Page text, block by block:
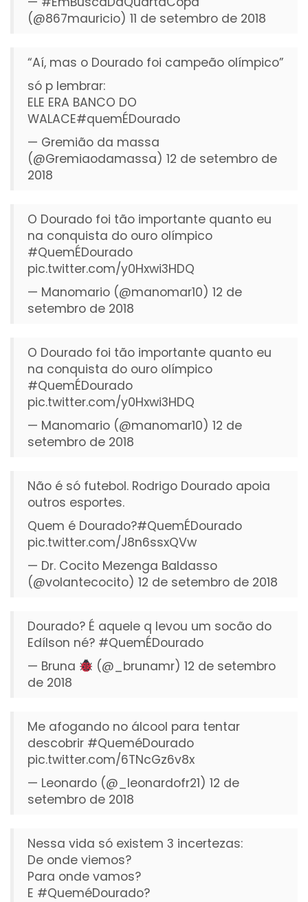
(@867mauricio) 11 de setembro de 2018
“Aí, mas o Dourado foi campeão olímpico”
só p lembrar:
ELE ERA BANCO DO
WALACE#quemÉDourado
— Gremião da massa
(@Gremiaodamassa) 12 de setembro de
2018
O Dourado foi tão importante quanto eu
na conquista do ouro olímpico
#QuemÉDourado
pic.twitter.com/y0Hxwi3HDQ
— Manomario (@manomar10) 12 de
setembro de 2018
O Dourado foi tão importante quanto eu
na conquista do ouro olímpico
#QuemÉDourado
pic.twitter.com/y0Hxwi3HDQ
— Manomario (@manomar10) 12 de
setembro de 2018
Não é só futebol. Rodrigo Dourado apoia
outros esportes.
Quem é Dourado?#QuemÉDourado
pic.twitter.com/J8n6ssxQVw
— Dr. Cocito Mezenga Baldasso
(@volantecocito) 12 de setembro de 2018
Dourado? É aquele q levou um socão do
Edílson né? #QuemÉDourado
— Bruna
(@_brunamr) 12 de setembro
de 2018
Me afogando no álcool para tentar
descobrir #QueméDourado
pic.twitter.com/6TNcGz6v8x
— Leonardo (@_leonardofr21) 12 de
setembro de 2018
Nessa vida só existem 3 incertezas:
De onde viemos?
Para onde vamos?
E #QueméDourado?